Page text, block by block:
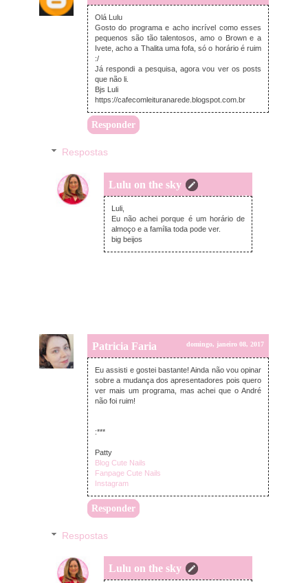
Olá Lulu
Gosto do programa e acho incrível como esses
pequenos são tão talentosos, amo o Brown e a
Ivete, acho a Thalita uma fofa, só o horário é ruim
:/
Já respondi a pesquisa, agora vou ver os posts
que não li.
Bjs Luli
https://cafecomleituranarede.blogspot.com.br
Responder
Respostas
Lulu on the sky
domingo, janeiro 08, 2017
Luli,
Eu não achei porque é um horário de
almoço e a família toda pode ver.
big beijos
Patricia Faria domingo, janeiro 08, 2017
Eu assisti e gostei bastante! Ainda não vou opinar
sobre a mudança dos apresentadores pois quero
ver mais um programa, mas achei que o André
não foi ruim!
:***
Patty
Blog Cute Nails
Fanpage Cute Nails
Instagram
Responder
Respostas
Lulu on the sky